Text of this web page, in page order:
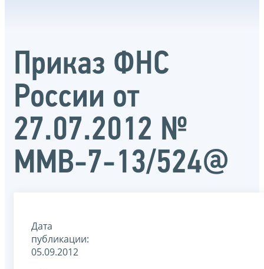
Приказ ФНС
России от
27.07.2012 №
ММВ-7-13/524@
Дата
публикации:
05.09.2012